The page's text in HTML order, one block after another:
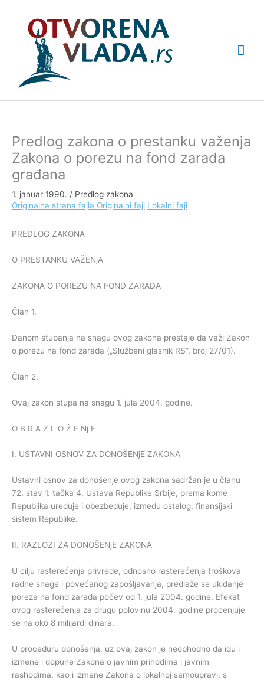
Predlog zakona o prestanku važenja
Zakona o porezu na fond zarada
građana
1. januar 1990. / Predlog zakona
Originalna strana fajla Originalni fajl Lokalni fajl
PREDLOG ZAKONA
O PRESTANKU VAŽENjA
ZAKONA O POREZU NA FOND ZARADA
Član 1.
Danom stupanja na snagu ovog zakona prestaje da važi Zakon
o porezu na fond zarada („Službeni glasnik RS“, broj 27/01).
Član 2.
Ovaj zakon stupa na snagu 1. jula 2004. godine.
O B R A Z L O Ž E Nj E
I. USTAVNI OSNOV ZA DONOŠENjE ZAKONA
Ustavni osnov za donošenje ovog zakona sadržan je u članu
72. stav 1. tačka 4. Ustava Republike Srbije, prema kome
Republika uređuje i obezbeđuje, između ostalog, finansijski
sistem Republike.
II. RAZLOZI ZA DONOŠENjE ZAKONA
U cilju rasterećenja privrede, odnosno rasterećenja troškova
radne snage i povećanog zapošljavanja, predlaže se ukidanje
poreza na fond zarada počev od 1. jula 2004. godine. Efekat
ovog rasterećenja za drugu polovinu 2004. godine procenjuje
se na oko 8 milijardi dinara.
U proceduru donošenja, uz ovaj zakon je neophodno da idu i
izmene i dopune Zakona o javnim prihodima i javnim
rashodima, kao i izmene Zakona o lokalnoj samoupravi, s